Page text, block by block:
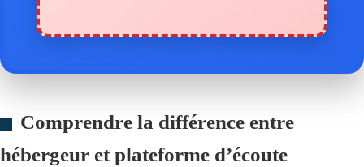
Comprendre la différence entre
hébergeur et plateforme d’écoute